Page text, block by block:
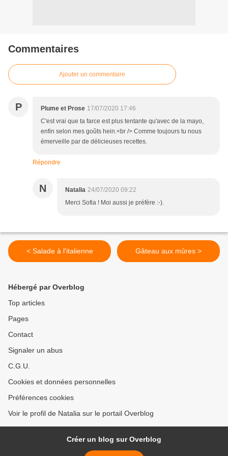
Commentaires
Ajouter un commentaire
P Plume et Prose 17/07/2020 17:46
C'est vrai que ta farce est plus tentante qu'avec de la mayo,
enfin selon mes goûts hein.<br /> Comme toujours tu nous
émerveille par de délicieuses recettes.
Répondre
N Natalia 24/07/2020 09:22
Merci Sofia ! Moi aussi je préfère :-).
< Salade à l'italienne Gâteau aux mûres >
Hébergé par Overblog
Top articles
Pages
Contact
Signaler un abus
C.G.U.
Cookies et données personnelles
Préférences cookies
Voir le profil de Natalia sur le portail Overblog
Créer un blog sur Overblog